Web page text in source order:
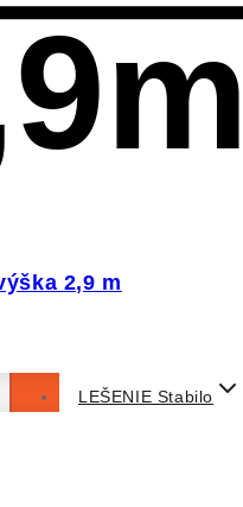
2,9 m
LEŠENIE Stabilo